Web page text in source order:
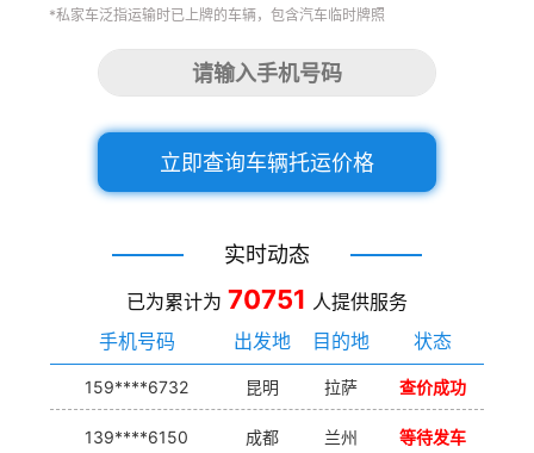
*私家车泛指运输时已上牌的车辆，包含汽车临时牌照
立即查询车辆托运价格
实时动态
已为累计为 70751 人提供服务
手机号码
出发地 目的地 状态
159****6732 昆明 拉萨 查价成功
139****6150 成都 兰州 等待发车